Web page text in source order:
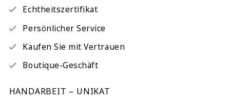
Echtheitszertifikat
Persönlicher Service
Kaufen Sie mit Vertrauen
Boutique-Geschäft
HANDARBEIT – UNIKAT